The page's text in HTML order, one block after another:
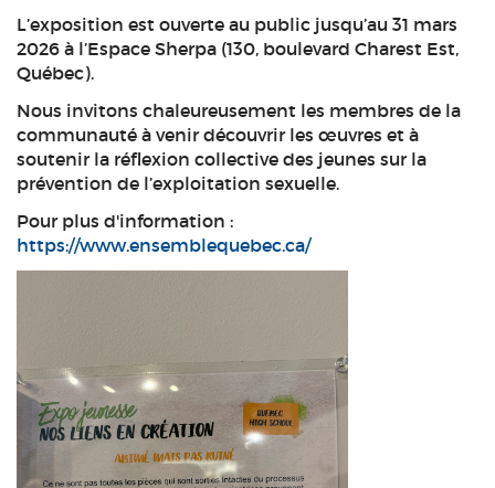
L’exposition est ouverte au public jusqu’au 31 mars
2026 à l’Espace Sherpa (130, boulevard Charest Est,
Québec).
Nous invitons chaleureusement les membres de la
communauté à venir découvrir les œuvres et à
soutenir la réflexion collective des jeunes sur la
prévention de l’exploitation sexuelle.
Pour plus d'information :
https://www.ensemblequebec.ca/